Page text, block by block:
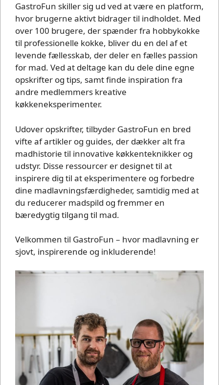
GastroFun skiller sig ud ved at være en platform,
hvor brugerne aktivt bidrager til indholdet. Med
over 100 brugere, der spænder fra hobbykokke
til professionelle kokke, bliver du en del af et
levende fællesskab, der deler en fælles passion
for mad. Ved at deltage kan du dele dine egne
opskrifter og tips, samt finde inspiration fra
andre medlemmers kreative
køkkeneksperimenter.
Udover opskrifter, tilbyder GastroFun en bred
vifte af artikler og guides, der dækker alt fra
madhistorie til innovative køkkenteknikker og
udstyr. Disse ressourcer er designet til at
inspirere dig til at eksperimentere og forbedre
dine madlavningsfærdigheder, samtidig med at
du reducerer madspild og fremmer en
bæredygtig tilgang til mad.
Velkommen til GastroFun – hvor madlavning er
sjovt, inspirerende og inkluderende!